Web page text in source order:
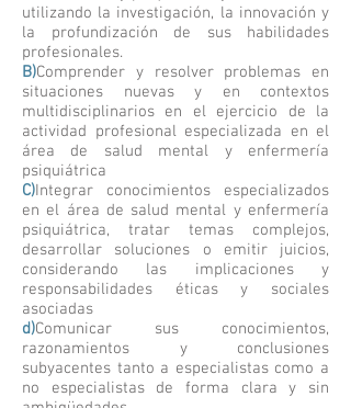
utilizando la investigación, la innovación y
la profundización de sus habilidades
profesionales.
B)Comprender y resolver problemas en
situaciones nuevas y en contextos
multidisciplinarios en el ejercicio de la
actividad profesional especializada en el
área de salud mental y enfermería
psiquiátrica
C)Integrar conocimientos especializados
en el área de salud mental y enfermería
psiquiátrica, tratar temas complejos,
desarrollar soluciones o emitir juicios,
considerando las implicaciones y
responsabilidades éticas y sociales
asociadas
d)Comunicar sus conocimientos,
razonamientos y conclusiones
subyacentes tanto a especialistas como a
no especialistas de forma clara y sin